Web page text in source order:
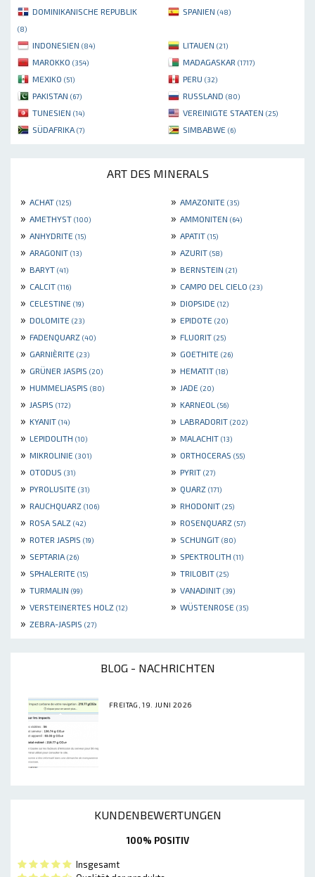
DOMINIKANISCHE REPUBLIK
(8)
SPANIEN (48)
INDONESIEN (84) LITAUEN (21)
MAROKKO (354) MADAGASKAR (1717)
MEXIKO (51) PERU (32)
PAKISTAN (67) RUSSLAND (80)
TUNESIEN (14) VEREINIGTE STAATEN (25)
SÜDAFRIKA (7) SIMBABWE (6)
ART DES MINERALS
» ACHAT (125) » AMAZONITE (35)
» AMETHYST (100) » AMMONITEN (64)
» ANHYDRITE (15) » APATIT (15)
» ARAGONIT (13) » AZURIT (58)
» BARYT (41) » BERNSTEIN (21)
» CALCIT (116) » CAMPO DEL CIELO (23)
» CELESTINE (19) » DIOPSIDE (12)
» DOLOMITE (23) » EPIDOTE (20)
» FADENQUARZ (40) » FLUORIT (25)
» GARNIÈRITE (23) » GOETHITE (26)
» GRÜNER JASPIS (20) » HEMATIT (18)
» HUMMELJASPIS (80) » JADE (20)
» JASPIS (172) » KARNEOL (56)
» KYANIT (14) » LABRADORIT (202)
» LEPIDOLITH (10) » MALACHIT (13)
» MIKROLINIE (301) » ORTHOCERAS (55)
» OTODUS (31) » PYRIT (27)
» PYROLUSITE (31) » QUARZ (171)
» RAUCHQUARZ (106) » RHODONIT (25)
» ROSA SALZ (42) » ROSENQUARZ (57)
» ROTER JASPIS (19) » SCHUNGIT (80)
» SEPTARIA (26) » SPEKTROLITH (11)
» SPHALERITE (15) » TRILOBIT (25)
» TURMALIN (99) » VANADINIT (39)
» VERSTEINERTES HOLZ (12) » WÜSTENROSE (35)
» ZEBRA-JASPIS (27)
BLOG - NACHRICHTEN
FREITAG, 19. JUNI 2026
KUNDENBEWERTUNGEN
100% POSITIV
Insgesamt